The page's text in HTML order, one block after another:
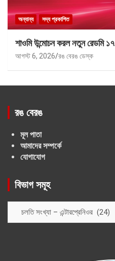
অন্যান্য সদ্য প্রকাশিত
শাওমি উন্মোচন করল নতুন রেডমি ১৭
আগস্ট 6, 2026 রঙ বেরঙ ডেস্ক
রঙ বেরঙ
মূল পাতা
আমাদের সম্পর্কে
যোগাযোগ
বিভাগ সমূহ